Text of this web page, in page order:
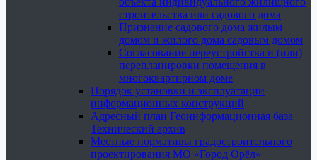
строительства или садового дома
Признание садового дома жилым
домом и жилого дома садовым домом
Согласование переустройства и (или)
перепланировки помещения в
многоквартирном доме
Порядок установки и эксплуатации
информационных конструкций
Адресный план Геоинформационная база
Технический архив
Местные нормативы градостроительного
проектирования МО «Город Орёл»